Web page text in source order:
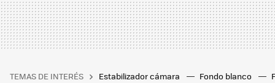
TEMAS DE INTERÉS Estabilizador cámara Fondo blanco